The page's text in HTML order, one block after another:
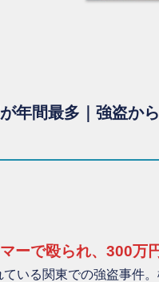
年間最多｜強盗か
ーで殴られ、300万
いる関東での強盗事件